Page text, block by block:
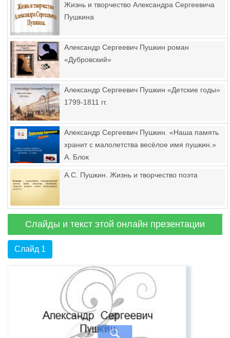
Жизнь и творчество Александра Сергеевича
Пушкина
Александр Сергеевич Пушкин роман
«Дубровский»
Александр Сергеевич Пушкин «Детские годы»
1799-1811 гг.
Александр Сергеевич Пушкин. «Наша память
хранит с малолетства весёлое имя пушкин.»
А. Блок
А.С. Пушкин. Жизнь и творчество поэта
Слайды и текст этой онлайн презентации
Слайд 1